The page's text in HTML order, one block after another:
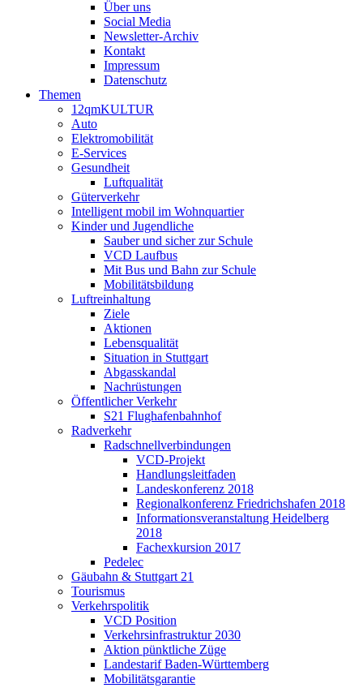
Über uns
Social Media
Newsletter-Archiv
Kontakt
Impressum
Datenschutz
Themen
12qmKULTUR
Auto
Elektromobilität
E-Services
Gesundheit
Luftqualität
Güterverkehr
Intelligent mobil im Wohnquartier
Kinder und Jugendliche
Sauber und sicher zur Schule
VCD Laufbus
Mit Bus und Bahn zur Schule
Mobilitätsbildung
Luftreinhaltung
Ziele
Aktionen
Lebensqualität
Situation in Stuttgart
Abgasskandal
Nachrüstungen
Öffentlicher Verkehr
S21 Flughafenbahnhof
Radverkehr
Radschnellverbindungen
VCD-Projekt
Handlungsleitfaden
Landeskonferenz 2018
Regionalkonferenz Friedrichshafen 2018
Informationsveranstaltung Heidelberg
2018
Fachexkursion 2017
Pedelec
Gäubahn & Stuttgart 21
Tourismus
Verkehrspolitik
VCD Position
Verkehrsinfrastruktur 2030
Aktion pünktliche Züge
Landestarif Baden-Württemberg
Mobilitätsgarantie